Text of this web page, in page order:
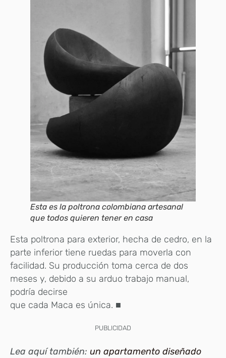
Esta es la poltrona colombiana artesanal
que todos quieren tener en casa
Esta poltrona para exterior, hecha de cedro, en la
parte inferior tiene ruedas para moverla con
facilidad. Su producción toma cerca de dos
meses y, debido a su arduo trabajo manual,
podría decirse
que cada Maca es única. ■
PUBLICIDAD
Lea aquí también: un apartamento diseñado